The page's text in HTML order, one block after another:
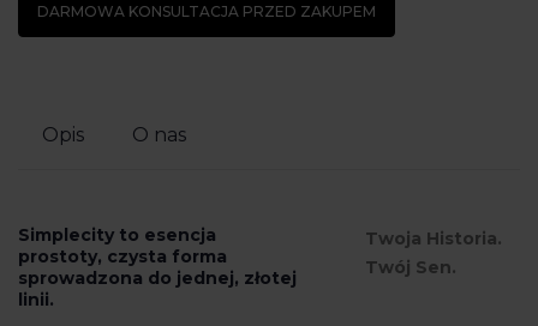
DARMOWA KONSULTACJA PRZED ZAKUPEM
Opis O nas
Simplecity to esencja
prostoty, czysta forma
sprowadzona do jednej, złotej
linii.
Twoja Historia.
Twój Sen.